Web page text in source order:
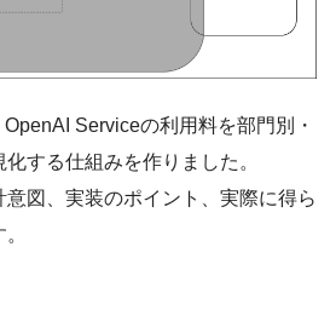
Serviceの利用料を部門別・
する仕組みを作りました。
図、実装のポイント、実際に得ら